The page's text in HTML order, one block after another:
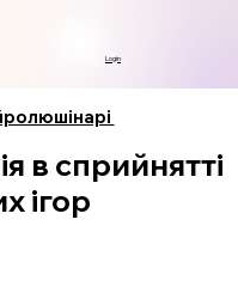
Login
в сприйнятті
ігор